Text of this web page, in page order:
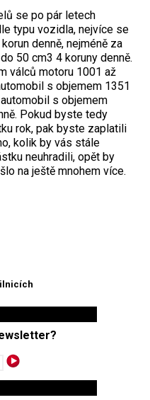
se po pár letech
typu vozidla, nejvíce se
denně, nejméně za
50 cm3 4 koruny denně.
válců motoru 1001 až
s objemem 1351
s objemem
Pokud byste tedy
rok, pak byste zaplatili
kolik by vás stále
neuhradili, opět by
na ještě mnohem více.